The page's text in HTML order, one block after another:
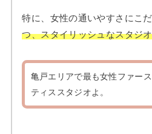
特に、女性の通いやすさにこ
つ、スタイリッシュなスタジ
亀戸エリアで最も女性ファー
ティススタジオよ。